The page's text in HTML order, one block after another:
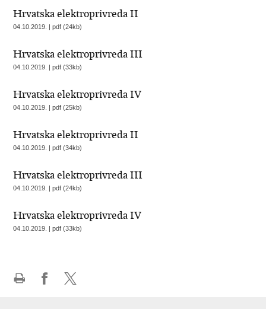
Hrvatska elektroprivreda II
04.10.2019. | pdf (24kb)
Hrvatska elektroprivreda III
04.10.2019. | pdf (33kb)
Hrvatska elektroprivreda IV
04.10.2019. | pdf (25kb)
Hrvatska elektroprivreda II
04.10.2019. | pdf (34kb)
Hrvatska elektroprivreda III
04.10.2019. | pdf (24kb)
Hrvatska elektroprivreda IV
04.10.2019. | pdf (33kb)